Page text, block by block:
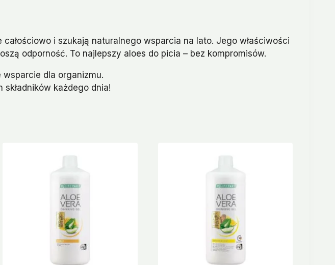
i szukają naturalnego wsparcia na lato. Jego właściwości
odporność. To najlepszy aloes do picia – bez kompromisów.
dla organizmu.
każdego dnia!